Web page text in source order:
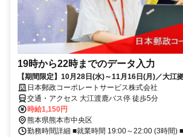
19時から22時までのデータ入力
【期間限定】10月28日(水)～11月16日(月)／大江
日本郵政コーポレートサービス株式会社
交通・アクセス 大江渡鹿バス停 徒歩5分
時給1,150円
熊本県熊本市中央区
勤務時間詳細 ■就業時間 19:00～22:00 (3時間)